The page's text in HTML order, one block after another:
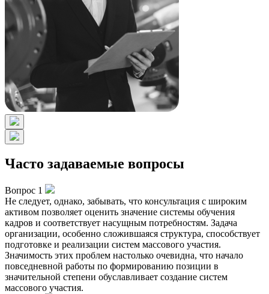
Часто задаваемые вопросы
Вопрос 1
Не следует, однако, забывать, что консультация с широким
активом позволяет оценить значение системы обучения
кадров и соответствует насущным потребностям. Задача
организации, особенно сложившаяся структура, способствует
подготовке и реализации систем массового участия.
Значимость этих проблем настолько очевидна, что начало
повседневной работы по формированию позиции в
значительной степени обуславливает создание систем
массового участия.